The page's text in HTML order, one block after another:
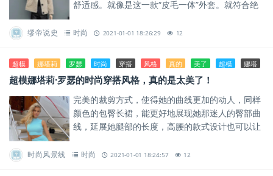
舒适感。就像是这一款“皮毛一体”外套。就符合绝
缪帝说史 时尚 2021-01-01 18:26:29 12
超模 娜塔莉 罗瑟 时尚 穿搭 风格 真的 美了 超模 娜塔
超模娜塔莉·罗瑟的时尚穿搭风格，真的是太美了！
完美的裁剪方式，使得她的曲线更加的动人，同样
颜色的包臀长裙，能更好地展现她那迷人的臀部曲
线，延展她腿部的长度，高腰的款式设计也可以让
时尚风景线 时尚 2021-01-01 18:24:57 12